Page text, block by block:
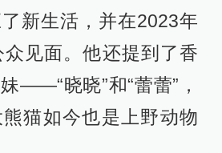
新生活，并在2023年
见面。他还提到了香
——“晓晓”和“蕾蕾”，
猫如今也是上野动物